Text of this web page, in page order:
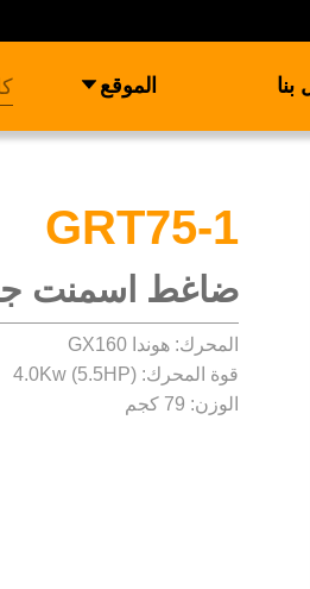
بنا الموقع
GRT75-1
ضاغط اسمنت
المحرك: هوندا GX160
قوة المحرك: 4.0Kw (5.5HP)
الوزن: 79 كجم